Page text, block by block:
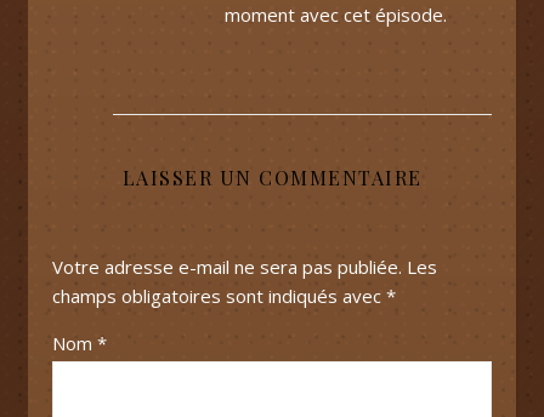
moment avec cet épisode.
LAISSER UN COMMENTAIRE
Votre adresse e-mail ne sera pas publiée. Les
champs obligatoires sont indiqués avec *
Nom *